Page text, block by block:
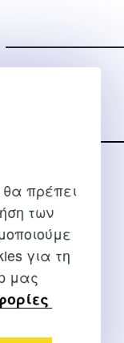
πρέπει
των
για τη
μας
μέσω του